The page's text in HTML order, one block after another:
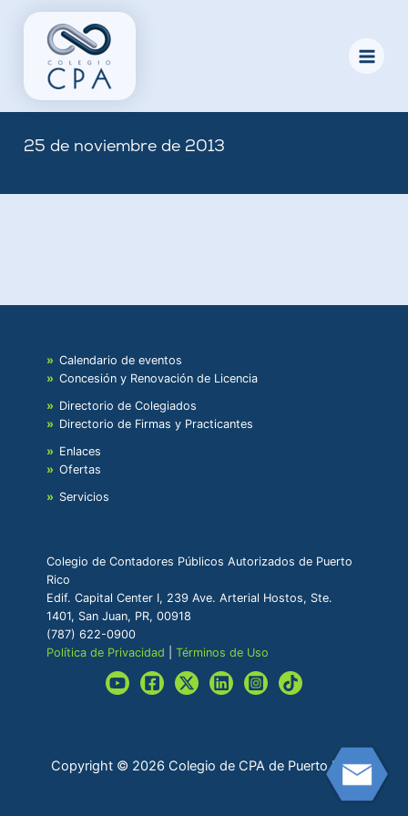
25 de noviembre de 2013
Calendario de eventos
Concesión y Renovación de Licencia
Directorio de Colegiados
Directorio de Firmas y Practicantes
Enlaces
Ofertas
Servicios
Colegio de Contadores Públicos Autorizados de Puerto
Rico
Edif. Capital Center I, 239 Ave. Arterial Hostos, Ste.
1401, San Juan, PR, 00918
(787) 622-0900
Política de Privacidad |Términos de Uso
Copyright © 2026 Colegio de CPA de Puerto Rico